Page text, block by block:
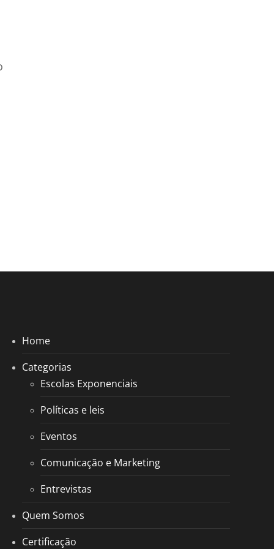
Home
Categorias
Escolas Exponenciais
Políticas e leis
Eventos
Comunicação e Marketing
Entrevistas
Quem Somos
Certificação